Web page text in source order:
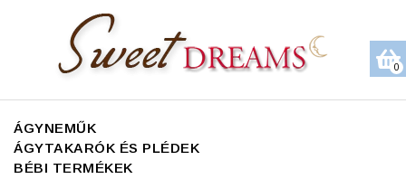
ÁGYNEMŰK
ÁGYTAKARÓK ÉS PLÉDEK
BÉBI TERMÉKEK
0